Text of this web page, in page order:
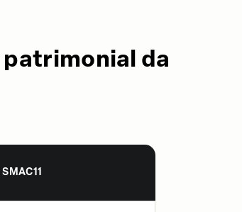
da
SMAC11